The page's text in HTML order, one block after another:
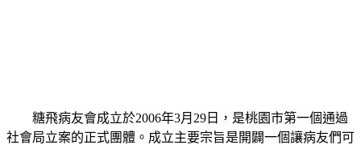
糖飛病友會成立於2006年3月29日，是桃園市第一個通過
社會局立案的正式團體。成立主要宗旨是開闢一個讓病友們可